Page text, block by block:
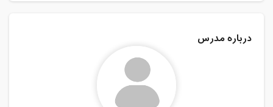
درباره مدرس